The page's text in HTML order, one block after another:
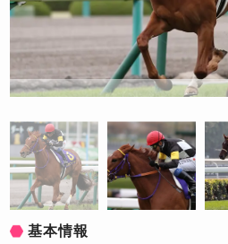
基本情報